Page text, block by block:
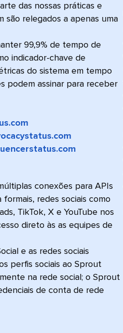
das nossas práticas e
são relegados a apenas uma
99,9% de tempo de
indicador-chave de
do sistema em tempo
podem assinar para receber
conexões para APIs
redes sociais como
TikTok, X e YouTube nos
direto às as equipes de
e as redes sociais
perfis sociais ao Sprout
na rede social; o Sprout
de conta de rede